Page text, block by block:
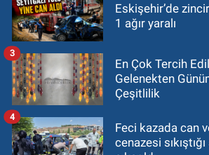
Eskişehir’de
1 ağır yaralı
En Çok Tercih
Gelenekten
Çeşitlilik
3
Feci kazada can
cenazesi
4